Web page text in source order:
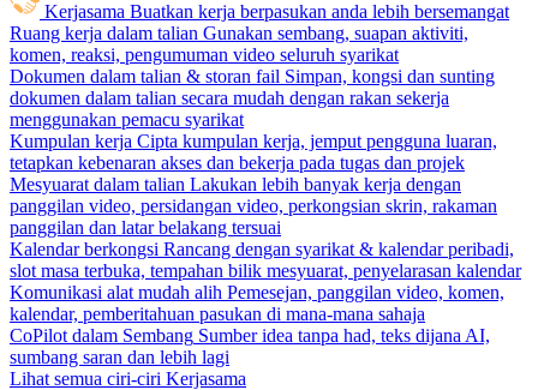
Kerjasama Buatkan kerja berpasukan anda lebih bersemangat
Ruang kerja dalam talian Gunakan sembang, suapan aktiviti,
komen, reaksi, pengumuman video seluruh syarikat
Dokumen dalam talian & storan fail Simpan, kongsi dan sunting
dokumen dalam talian secara mudah dengan rakan sekerja
menggunakan pemacu syarikat
Kumpulan kerja Cipta kumpulan kerja, jemput pengguna luaran,
tetapkan kebenaran akses dan bekerja pada tugas dan projek
Mesyuarat dalam talian Lakukan lebih banyak kerja dengan
panggilan video, persidangan video, perkongsian skrin, rakaman
panggilan dan latar belakang tersuai
Kalendar berkongsi Rancang dengan syarikat & kalendar peribadi,
slot masa terbuka, tempahan bilik mesyuarat, penyelarasan kalendar
Komunikasi alat mudah alih Pemesejan, panggilan video, komen,
kalendar, pemberitahuan pasukan di mana-mana sahaja
CoPilot dalam Sembang Sumber idea tanpa had, teks dijana AI,
sumbang saran dan lebih lagi
Lihat semua ciri-ciri Kerjasama